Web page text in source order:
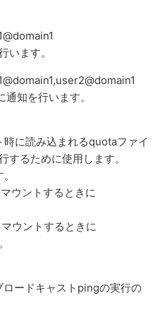
います。
知を行います。
に読み込まれるquotaファイ
るために使用します。
ウントするときに
ウントするときに
ードキャストpingの実行の